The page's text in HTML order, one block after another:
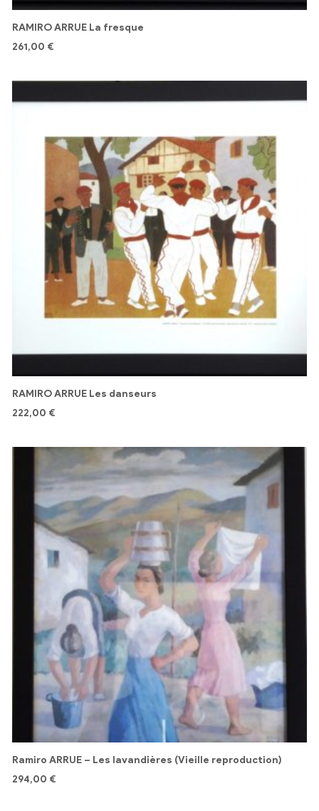
RAMIRO ARRUE La fresque
261,00 €
RAMIRO ARRUE Les danseurs
222,00 €
Ramiro ARRUE – Les lavandières (Vieille reproduction)
294,00 €